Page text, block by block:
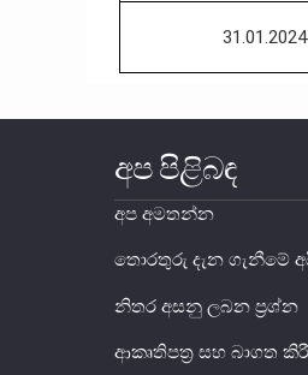
අප පිළිබඳ
අප අමතන්න
තොරතුරු දැන ගැනීමේ
නිතර අසනු ලබන ප්‍රශ්න
ආකෘතිපත්‍ර සහ බාගත